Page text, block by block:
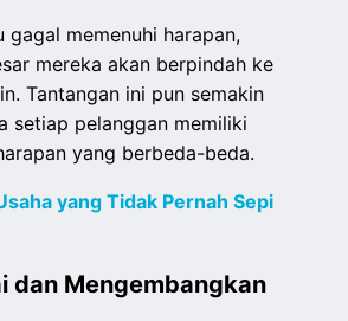
gagal memenuhi harapan,
mereka akan berpindah ke
Tantangan ini pun semakin
setiap pelanggan memiliki
yang berbeda-beda.
yang Tidak Pernah Sepi
dan Mengembangkan